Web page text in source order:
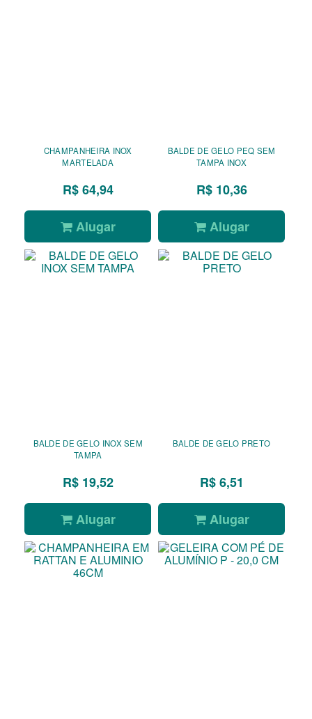
CHAMPANHEIRA INOX
MARTELADA
R$ 64,94
Alugar
BALDE DE GELO PEQ SEM
TAMPA INOX
R$ 10,36
Alugar
BALDE DE GELO INOX SEM
TAMPA
R$ 19,52
Alugar
BALDE DE GELO PRETO
R$ 6,51
Alugar